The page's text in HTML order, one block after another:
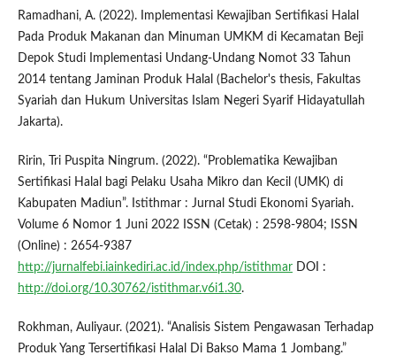
Ramadhani, A. (2022). Implementasi Kewajiban Sertifikasi Halal
Pada Produk Makanan dan Minuman UMKM di Kecamatan Beji
Depok Studi Implementasi Undang-Undang Nomot 33 Tahun
2014 tentang Jaminan Produk Halal (Bachelor's thesis, Fakultas
Syariah dan Hukum Universitas Islam Negeri Syarif Hidayatullah
Jakarta).
Ririn, Tri Puspita Ningrum. (2022). “Problematika Kewajiban
Sertifikasi Halal bagi Pelaku Usaha Mikro dan Kecil (UMK) di
Kabupaten Madiun”. Istithmar : Jurnal Studi Ekonomi Syariah.
Volume 6 Nomor 1 Juni 2022 ISSN (Cetak) : 2598-9804; ISSN
(Online) : 2654-9387
http://jurnalfebi.iainkediri.ac.id/index.php/istithmarDOI :
http://doi.org/10.30762/istithmar.v6i1.30.
Rokhman, Auliyaur. (2021). “Analisis Sistem Pengawasan Terhadap
Produk Yang Tersertifikasi Halal Di Bakso Mama 1 Jombang.”